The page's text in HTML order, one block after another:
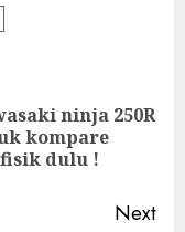
ninja 250R
kompare
dulu !
Next